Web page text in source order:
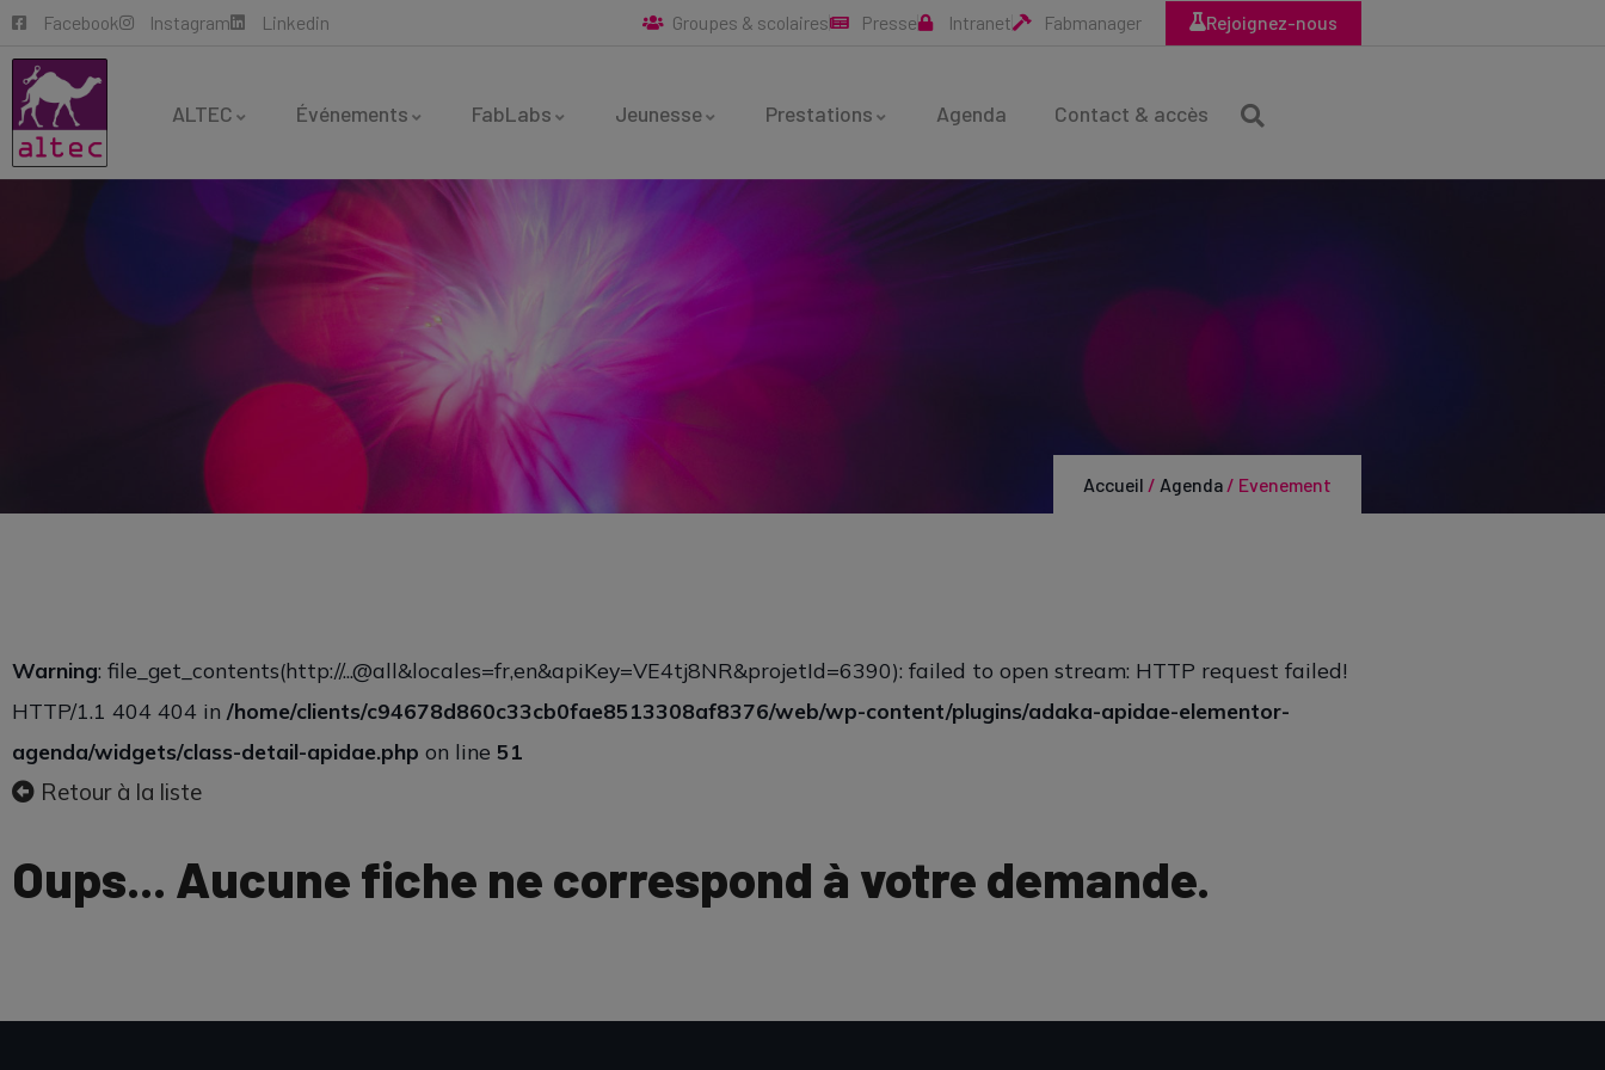
Facebook Instagram Linkedin Groupes & scolaires Presse Intranet Fabmanager Rejoignez-nous
ALTEC Événements FabLabs Jeunesse Prestations Agenda Contact & accès
Accueil / Agenda / Evenement
Warning: file_get_contents(http://...@all&locales=fr,en&apiKey=VE4tj8NR&projetId=6390): failed to open stream: HTTP request failed!
HTTP/1.1 404 404 in /home/clients/c94678d860c33cb0fae8513308af8376/web/wp-content/plugins/adaka-apidae-elementor-
agenda/widgets/class-detail-apidae.php on line 51
Retour à la liste
Oups... Aucune fiche ne correspond à votre demande.